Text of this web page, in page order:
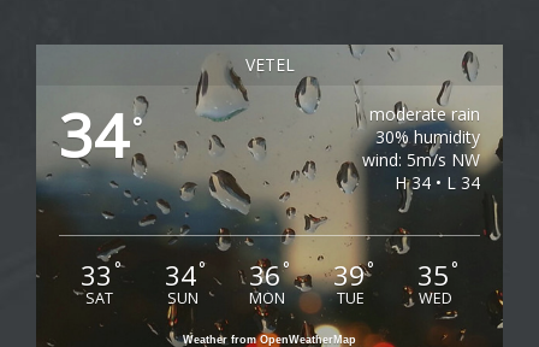
VETEL
34°
moderate rain
30% humidity
wind: 5m/s NW
H 34 • L 34
33 °
SAT
34°
SUN
36°
MON
39°
TUE
35°
WED
Weather from OpenWeatherMap